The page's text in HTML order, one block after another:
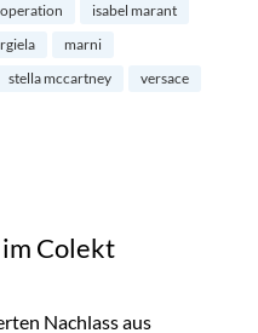
isabel marant
marni
stella mccartney
versace
im Colekt
Nachlass aus